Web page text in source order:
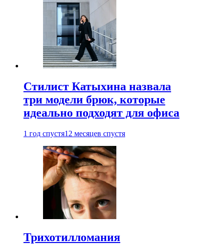
Стилист Катыхина назвала
три модели брюк, которые
идеально подходят для офиса
1 год спустя12 месяцев спустя
Трихотилломания